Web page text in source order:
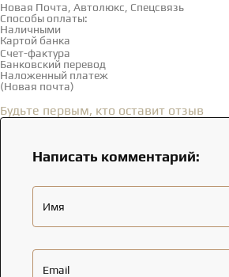
Новая Почта, Автолюкс, Спецсвязь
Способы оплаты:
Наличными
Картой банка
Счет-фактура
Банковский перевод
Наложенный платеж
(Новая почта)
Будьте первым, кто оставит отзыв
Написать комментарий:
Имя
Email